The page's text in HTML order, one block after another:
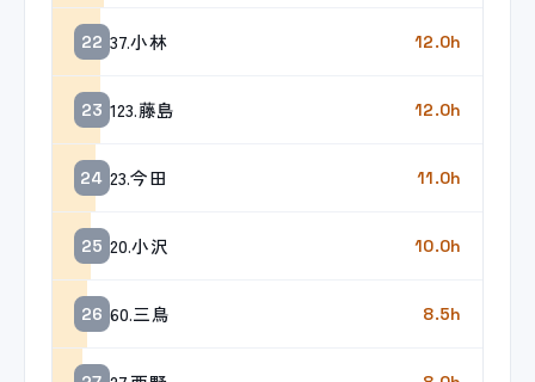
22 37.小林 12.0h
23 123.藤島 12.0h
24 23.今田 11.0h
25 20.小沢 10.0h
26 60.三鳥 8.5h